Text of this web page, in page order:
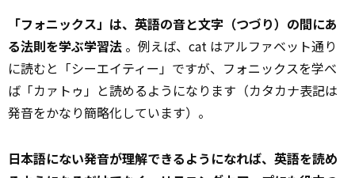
「フォニックス」は、英語の音と文字（つづり）の間にあ
る法則を学ぶ学習法 。例えば、cat はアルファベット通り
に読むと「シーエイティー」ですが、フォニックスを学べ
ば「カァトゥ」と読めるようになります（カタカナ表記は
発音をかなり簡略化しています）。
日本語にない発音が理解できるようになれば、英語を読め